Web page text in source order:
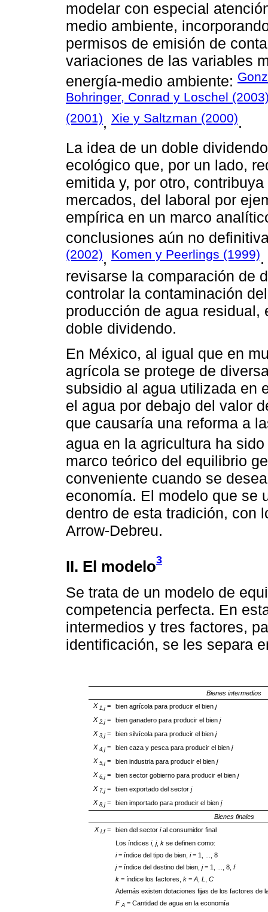
modelar con especial
medio ambiente,
permisos de emisión de
variaciones de las variables
energía-medio ambiente:
Bohringer, Conrad y Loschel
(2001), Xie y Saltzman (2000).
La idea de un doble
ecológico que, por un lado,
emitida y, por otro,
mercados, del laboral por
empírica en un marco
conclusiones aún no
(2002), Komen y Peerlings (1999)
revisarse la comparación de
controlar la contaminación
producción de agua residual,
doble dividendo.
En México, al igual que en
agrícola se protege de
subsidio al agua utilizada en
el agua por debajo del valor
que causaría una reforma a
agua en la agricultura ha
marco teórico del equilibrio
conveniente cuando se
economía. El modelo que se
dentro de esta tradición, con
Arrow-Debreu.
II. El modelo3
Se trata de un modelo de
competencia perfecta. En
intermedios y tres factores,
identificación, se les separa
Bienes intermedios
X 1,j = bien agrícola para producir el bien j
X 2,j = bien ganadero para producir el bien j
X 3,j = bien silvícola para producir el bien j
X 4,j = bien caza y pesca para producir el bien j
X 5,j = bien industria para producir el bien j
X 6,j = bien sector gobierno para producir el bien j
X 7,j = bien exportado del sector j
X 8,j = bien importado para producir el bien j
Bienes finales
X i,f = bien del sector ial consumidor final
Los índices i, j, kse definen como:
i= índice del tipo de bien, i= 1, ..., 8
j= índice del destino del bien, j= 1, ..., 8, f
k= índice los factores, k= A, L
C
Además existen dotaciones fijas de los factores de
F A = Cantidad de agua en la economía